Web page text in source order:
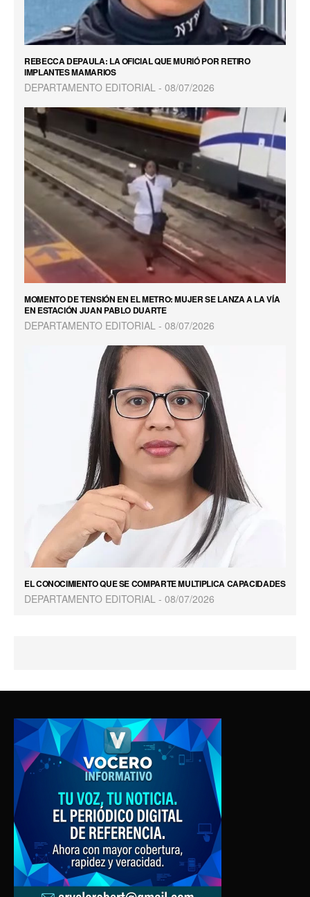
REBECCA DEPAULA: LA OFICIAL QUE MURIÓ POR RETIRO
IMPLANTES MAMARIOS
DEPARTAMENTO EDITORIAL 08/07/2026
MOMENTO DE TENSIÓN EN EL METRO: MUJER SE LANZA A LA VÍA
EN ESTACIÓN JUAN PABLO DUARTE
DEPARTAMENTO EDITORIAL 08/07/2026
EL CONOCIMIENTO QUE SE COMPARTE MULTIPLICA CAPACIDADES
DEPARTAMENTO EDITORIAL 08/07/2026